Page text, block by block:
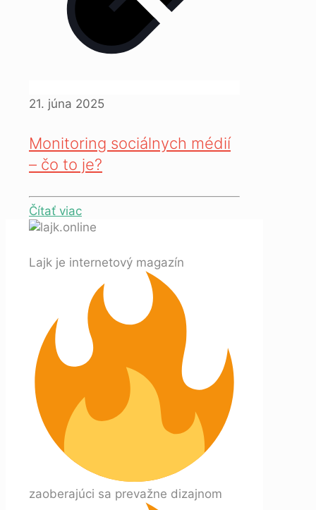
21. júna 2025
Monitoring sociálnych médií
– čo to je?
Čítať viac
Lajk je internetový magazín
zaoberajúci sa prevažne dizajnom